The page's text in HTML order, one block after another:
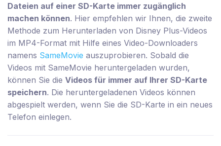
Dateien auf einer SD-Karte immer zugänglich
machen können. Hier empfehlen wir Ihnen, die zweite
Methode zum Herunterladen von Disney Plus-Videos
im MP4-Format mit Hilfe eines Video-Downloaders
namens SameMovie auszuprobieren. Sobald die
Videos mit SameMovie heruntergeladen wurden,
können Sie die Videos für immer auf Ihrer SD-Karte
speichern. Die heruntergeladenen Videos können
abgespielt werden, wenn Sie die SD-Karte in ein neues
Telefon einlegen.